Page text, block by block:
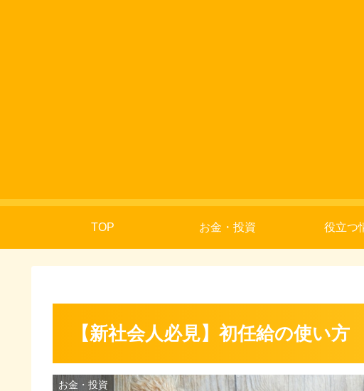
TOP お金・投資 役立つ
【新社会人必見】初任給の使
お金・投資